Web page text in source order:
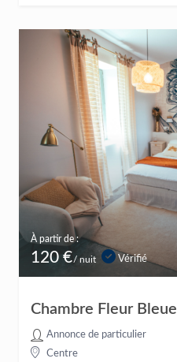
À partir de :
120 €/ nuit Vérifié
Chambre Fleur Bleue
Annonce de particulier
Centre